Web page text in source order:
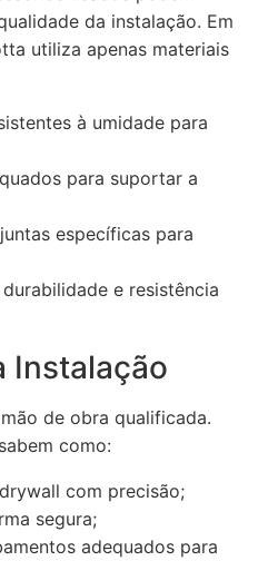
da instalação. Em
utiliza apenas materiais
à umidade para
para suportar a
específicas para
e resistência
Instalação
de obra qualificada.
como:
com precisão;
segura;
adequados para